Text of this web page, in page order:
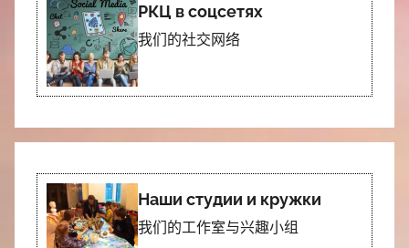
РКЦ в соцсетях
我们的社交网络
Наши студии и кружки
我们的工作室与兴趣小组